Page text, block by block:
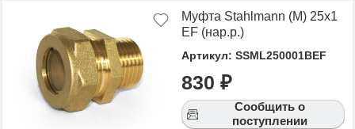
Муфта Stahlmann (M) 25х1
EF (нар.р.)
Артикул: SSML250001BEF
830 ₽
Сообщить о
поступлении